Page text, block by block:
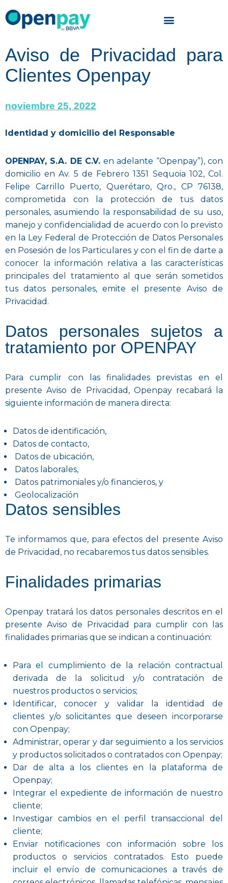
Skip
content
Aviso de Privacidad para
Clientes Openpay
noviembre 25, 2022
Identidad y domicilio del Responsable
OPENPAY, S.A. DE C.V.en adelante “Openpay”), con
domicilio en Av. 5 de Febrero 1351 Sequoia 102, Col.
Felipe Carrillo Puerto, Querétaro, Qro., CP 76138,
comprometida con la protección de tus datos
personales, asumiendo la responsabilidad de su uso,
manejo y confidencialidad de acuerdo con lo previsto
en la Ley Federal de Protección de Datos Personales
en Posesión de los Particulares y con el fin de darte a
conocer la información relativa a las características
principales del tratamiento al que serán sometidos
tus datos personales, emite el presente Aviso de
Privacidad.
Datos personales sujetos a
tratamiento por OPENPAY
Para cumplir con las finalidades previstas en el
presente Aviso de Privacidad, Openpay recabará la
siguiente información de manera directa:
Datos de identificación,
Datos de contacto,
Datos de ubicación,
Datos laborales,
Datos patrimoniales y/o financieros, y
Geolocalización
Datos sensibles
Te informamos que, para efectos del presente Aviso
de Privacidad, no recabaremos tus datos sensibles.
Finalidades primarias
Openpay tratará los datos personales descritos en el
presente Aviso de Privacidad para cumplir con las
finalidades primarias que se indican a continuación:
Para el cumplimiento de la relación contractual
derivada de la solicitud y/o contratación de
nuestros productos o servicios;
Identificar, conocer y validar la identidad de
clientes y/o solicitantes que deseen incorporarse
con Openpay;
Administrar, operar y dar seguimiento a los servicios
y productos solicitados o contratados con Openpay;
Dar de alta a los clientes en la plataforma de
Openpay;
Integrar el expediente de información de nuestro
cliente;
Investigar cambios en el perfil transaccional del
cliente;
Enviar notificaciones con información sobre los
productos o servicios contratados. Esto puede
incluir el envío de comunicaciones a través de